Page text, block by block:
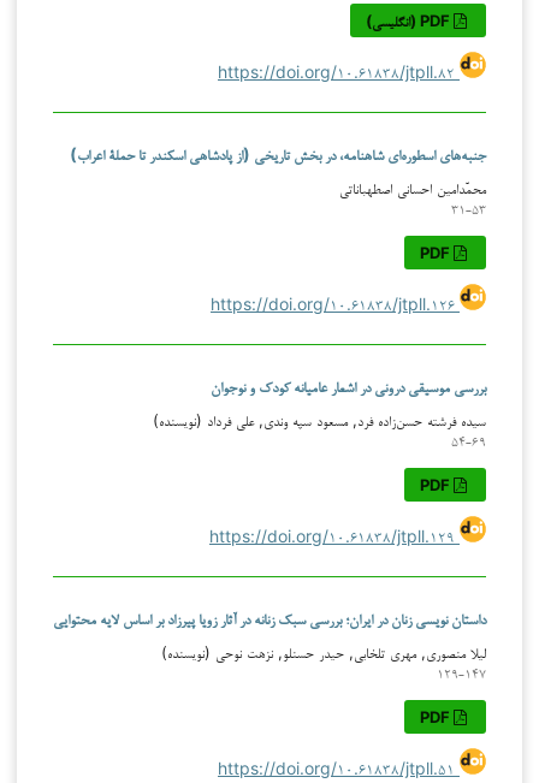
https://doi.org/۱۰.۶۱۸۳۸/jtpll.۸۲
جنبه‌های اسطوره‌ای شاهنامه، در بخش تاریخی (از پادشاهی اسکندر تا حملۀ اعراب)
محمّدامین احسانی اصطهباناتی
۳۱-۵۳
https://doi.org/۱۰.۶۱۸۳۸/jtpll.۱۲۶
بررسی موسیقی درونی در اشعار عامیانه کودک و نوجوان
سیده فرشته حسن‌زاده فرد, مسعود سپه وندی, علی فرداد (نویسنده)
۵۴-۶۹
https://doi.org/۱۰.۶۱۸۳۸/jtpll.۱۲۹
داستان نویسی زنان در ایران؛ بررسی سبک زنانه در آثار زویا پیرزاد بر اساس لایه محتوایی
لیلا منصوری, مهری تلخابی, حیدر حسنلو, نزهت نوحی (نویسنده)
۱۲۹-۱۴۷
https://doi.org/۱۰.۶۱۸۳۸/jtpll.۵۱